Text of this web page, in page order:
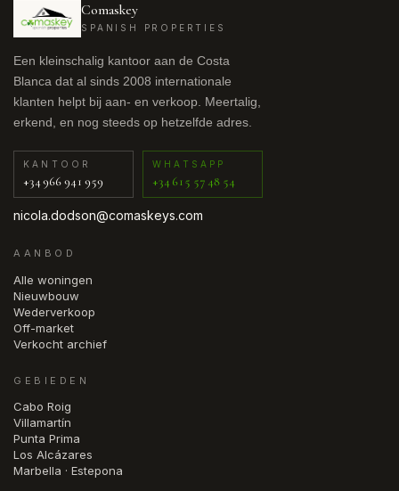
Comaskey
SPANISH PROPERTIES
Een kleinschalig kantoor aan de Costa
Blanca dat al sinds 2008 internationale
klanten helpt bij aan- en verkoop. Meertalig,
erkend, en nog steeds op hetzelfde adres.
KANTOOR
+34 966 941 959
WHATSAPP
+34 615 57 48 54
nicola.dodson@comaskeys.com
AANBOD
Alle woningen
Nieuwbouw
Wederverkoop
Off-market
Verkocht archief
GEBIEDEN
Cabo Roig
Villamartín
Punta Prima
Los Alcázares
Marbella · Estepona